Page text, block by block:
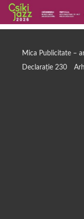
Mica Publicitate –
Declarație 230